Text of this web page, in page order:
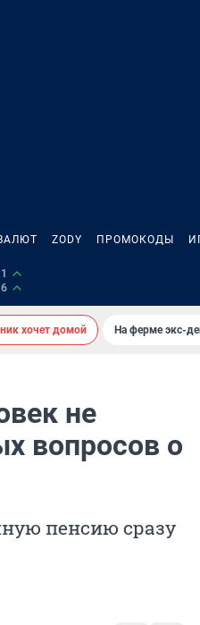
ZODY ПРОМОКОДЫ
хочет домой На ферме экс-
не
вопросов о
пенсию сразу